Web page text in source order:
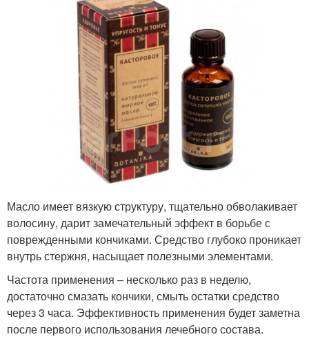
Масло имеет вязкую структуру, тщательно обволакивает
волосину, дарит замечательный эффект в борьбе с
поврежденными кончиками. Средство глубоко проникает
внутрь стержня, насыщает полезными элементами.
Частота применения – несколько раз в неделю,
достаточно смазать кончики, смыть остатки средство
через 3 часа. Эффективность применения будет заметна
после первого использования лечебного состава.